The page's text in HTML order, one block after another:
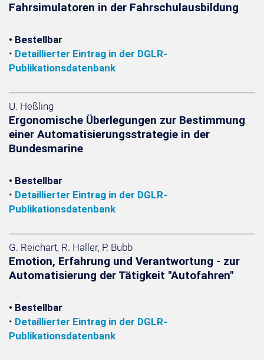
Fahrsimulatoren in der Fahrschulausbildung
• Bestellbar
• Detaillierter Eintrag in der DGLR-
Publikationsdatenbank
U. Heßling
Ergonomische Überlegungen zur Bestimmung
einer Automatisierungsstrategie in der
Bundesmarine
• Bestellbar
• Detaillierter Eintrag in der DGLR-
Publikationsdatenbank
G. Reichart, R. Haller, P. Bubb
Emotion, Erfahrung und Verantwortung - zur
Automatisierung der Tätigkeit "Autofahren"
• Bestellbar
• Detaillierter Eintrag in der DGLR-
Publikationsdatenbank